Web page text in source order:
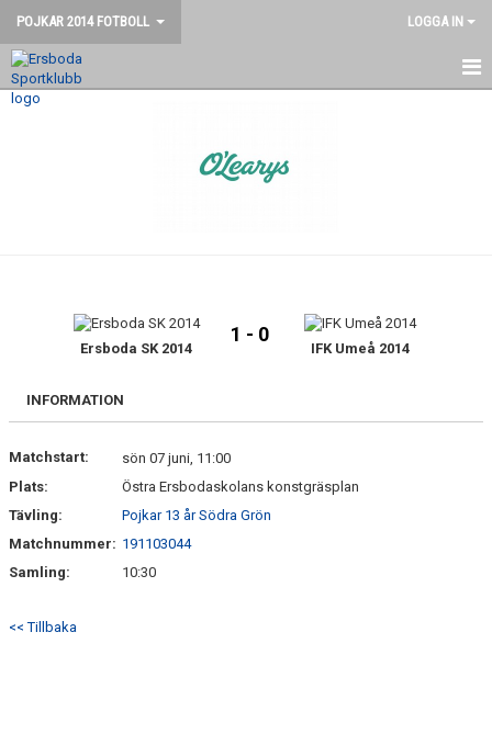
POJKAR 2014 FOTBOLL LOGGA IN
STARTSIDA
Ersboda SK 2014
1 - 0
IFK Umeå 2014
INFORMATION
Matchstart:
sön 07 juni, 11:00
Plats:
Östra Ersbodaskolans konstgräsplan
Tävling:
Pojkar 13 år Södra Grön
Matchnummer: 191103044
Samling:
10:30
<< Tillbaka